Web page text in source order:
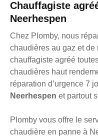
Chauffagiste
Neerhespen
Chez Plomby, nous
chaudières au gaz et de
chauffagiste agréé
chaudières haut
réparation d’urgence 7
Neerhespen et partout
Plomby vous offre le
chaudière en panne à